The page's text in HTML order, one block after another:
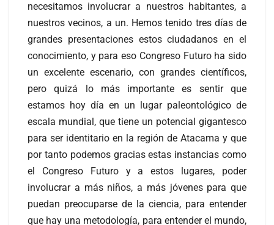
necesitamos involucrar a nuestros habitantes, a
nuestros vecinos, a un. Hemos tenido tres días de
grandes presentaciones estos ciudadanos en el
conocimiento, y para eso Congreso Futuro ha sido
un excelente escenario, con grandes científicos,
pero quizá lo más importante es sentir que
estamos hoy día en un lugar paleontológico de
escala mundial, que tiene un potencial gigantesco
para ser identitario en la región de Atacama y que
por tanto podemos gracias estas instancias como
el Congreso Futuro y a estos lugares, poder
involucrar a más niños, a más jóvenes para que
puedan preocuparse de la ciencia, para entender
que hay una metodología, para entender el mundo,